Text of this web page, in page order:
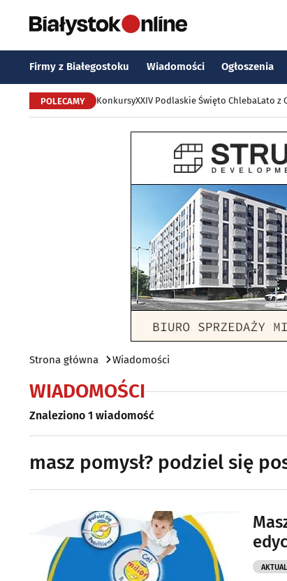
Firmy z Białegostoku Wiadomości Ogłoszenia
POLECAMY KonkursyXXIV Podlaskie Święto ChlebaLato z
Strona główna Wiadomości
WIADOMOŚCI
Znaleziono 1 wiadomość
masz pomysł? podziel się